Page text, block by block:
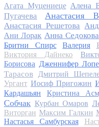
Агата Муцениеце Алена
Пугачева
Анастасия
Анастасия Решетова
Ани Лорак Анна Седокова
Бритни Спирс
Валерия
Виктория Дайнеко
Борисова Дженнифер
Тарасов
Дмитрий
Ургант Иосиф Пригожин
Кардашьян
Кристина
Собчак Курбан Омаров
Виторган Максим Галкин
Настасья Самбурская